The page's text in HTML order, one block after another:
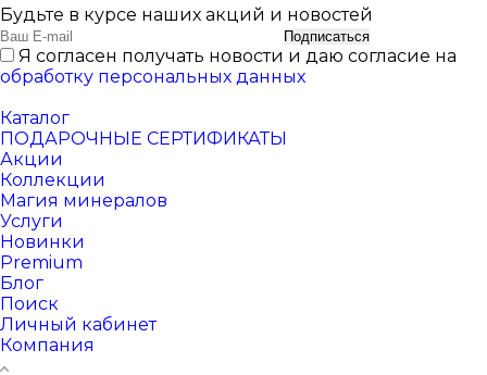
Будьте в курсе наших акций и новостей
Подписаться
Я согласен получать новости и даю согласие на
обработку персональных данных
Каталог
ПОДАРОЧНЫЕ СЕРТИФИКАТЫ
Акции
Коллекции
Магия минералов
Услуги
Новинки
Premium
Блог
Поиск
Личный кабинет
Компания